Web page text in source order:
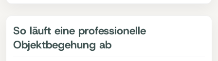
So läuft eine professionelle
Objektbegehung ab